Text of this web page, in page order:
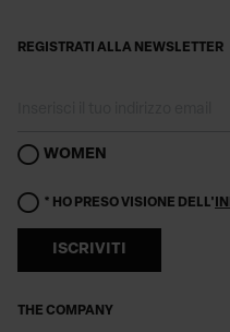
THE COMPANY
REGISTRATI ALLA NEWSLETTER
WOMEN
* HO PRESO VISIONE DELL'
ISCRIVITI